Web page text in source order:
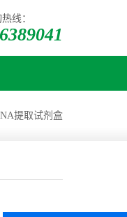
线：
提取试剂盒